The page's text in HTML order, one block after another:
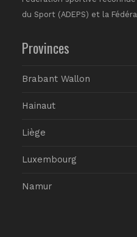
du Sport (ADEPS) et la
Provinces
Brabant Wallon
Hainaut
Liège
Luxembourg
Namur